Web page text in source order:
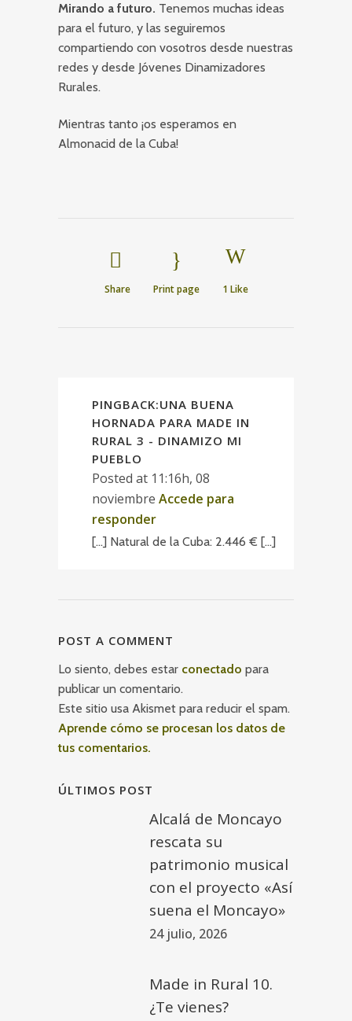
Mirando a futuro. Tenemos muchas ideas
para el futuro, y las seguiremos
compartiendo con vosotros desde nuestras
redes y desde Jóvenes Dinamizadores
Rurales.
Mientras tanto ¡os esperamos en
Almonacid de la Cuba!
Share Print page 1 Like
PINGBACK:UNA BUENA
HORNADA PARA MADE IN
RURAL 3 - DINAMIZO MI
PUEBLO
Posted at 11:16h, 08
noviembre Accede para
responder
[…] Natural de la Cuba: 2.446 € […]
POST A COMMENT
Lo siento, debes estar conectado para
publicar un comentario.
Este sitio usa Akismet para reducir el spam.
Aprende cómo se procesan los datos de
tus comentarios.
ÚLTIMOS POST
Alcalá de Moncayo
rescata su
patrimonio musical
con el proyecto «Así
suena el Moncayo»
24 julio, 2026
Made in Rural 10.
¿Te vienes?